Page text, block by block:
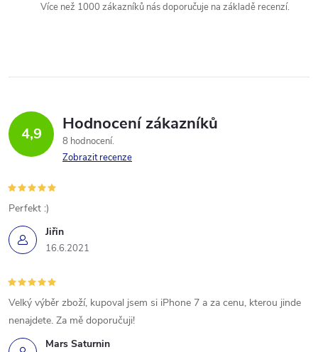
Více než 1000 zákazníků nás doporučuje na základě recenzí.
4,9 Hodnocení zákazníků
8 hodnocení
Zobrazit recenze
Jiřin
16.6.2021
Perfekt :)
Mars Saturnin
Velký výběr zboží, kupoval jsem si iPhone 7 a za cenu, kterou jinde
nenajdete. Za mě doporučuji!